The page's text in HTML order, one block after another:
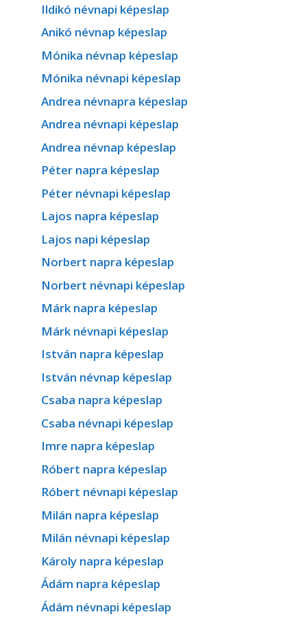
Ildikó névnapi képeslap
Anikó névnap képeslap
Mónika névnap képeslap
Mónika névnapi képeslap
Andrea névnapra képeslap
Andrea névnapi képeslap
Andrea névnap képeslap
Péter napra képeslap
Péter névnapi képeslap
Lajos napra képeslap
Lajos napi képeslap
Norbert napra képeslap
Norbert névnapi képeslap
Márk napra képeslap
Márk névnapi képeslap
István napra képeslap
István névnap képeslap
Csaba napra képeslap
Csaba névnapi képeslap
Imre napra képeslap
Róbert napra képeslap
Róbert névnapi képeslap
Milán napra képeslap
Milán névnapi képeslap
Károly napra képeslap
Ádám napra képeslap
Ádám névnapi képeslap